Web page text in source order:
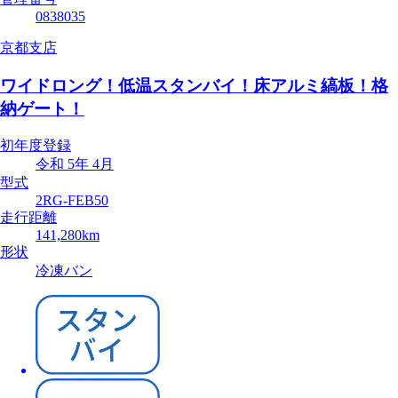
0838035
京都支店
ワイドロング！低温スタンバイ！床アルミ縞板！格
納ゲート！
初年度登録
令和 5年 4月
型式
2RG-FEB50
走行距離
141,280km
形状
冷凍バン